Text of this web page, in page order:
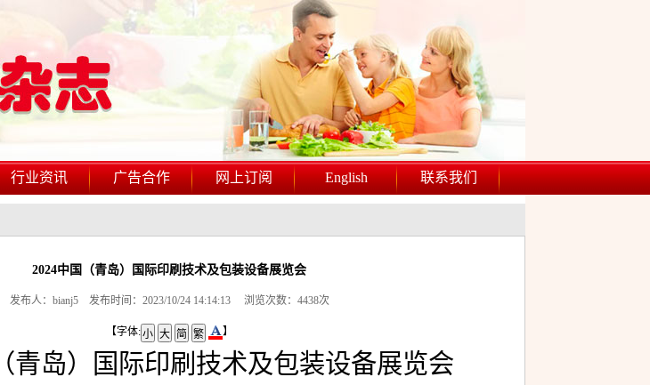
行业资讯 广告合作 网上订阅 English 联系我们
2024中国（青岛）国际印刷技术及包装设备展览会
发布人：bianj5 发布时间：2023/10/24 14:14:13 浏览次数：4438次
【字体: 】
青岛）国际印刷技术及包装设备展览会